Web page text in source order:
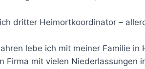
dritter Heimortkoordinator –
lebe ich mit meiner Familie
Firma mit vielen